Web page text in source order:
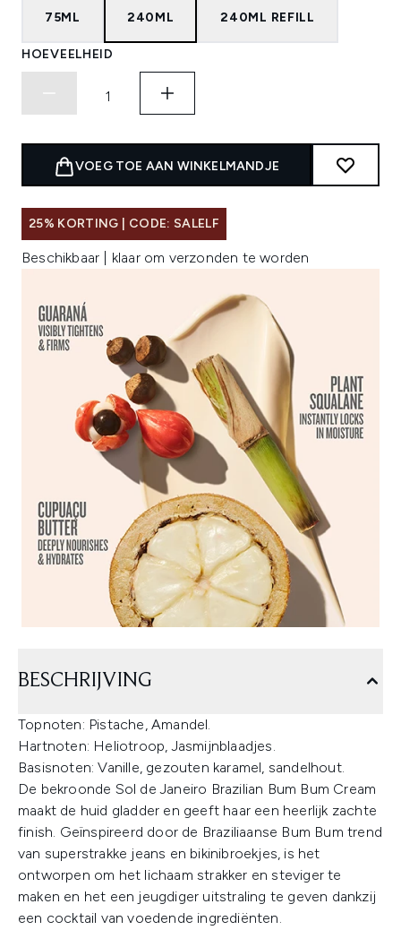
75ML 240ML 240ML REFILL
HOEVEELHEID
VOEG TOE AAN WINKELMANDJE
25% KORTING | CODE: SALELF
Beschikbaar | klaar om verzonden te worden
BESCHRIJVING
Topnoten: Pistache, Amandel.
Hartnoten: Heliotroop, Jasmijnblaadjes.
Basisnoten: Vanille, gezouten karamel, sandelhout.
De bekroonde Sol de Janeiro Brazilian Bum Bum Cream
maakt de huid gladder en geeft haar een heerlijk zachte
finish. Geïnspireerd door de Braziliaanse Bum Bum trend
van superstrakke jeans en bikinibroekjes, is het
ontworpen om het lichaam strakker en steviger te
maken en het een jeugdiger uitstraling te geven dankzij
een cocktail van voedende ingrediënten.